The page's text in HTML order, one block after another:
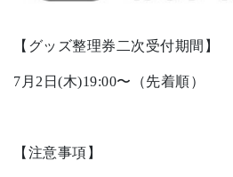
【グッズ整理券二次受付期間】
7月2日(木)19:00〜（先着順）
【注意事項】